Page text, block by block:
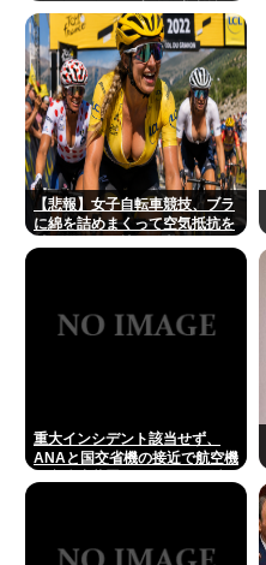
前年同期比2.2倍の2061億円に
【悲報】女子自転車競技、ブラ
に綿を詰めまくって空気抵抗を
重大インシデント該当せず、
ANAと国交省機の接近で航空機